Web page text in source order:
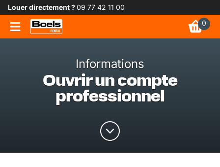
Louer directement ?09 77 42 11 00
0
Informations
Ouvrir un compte
professionnel